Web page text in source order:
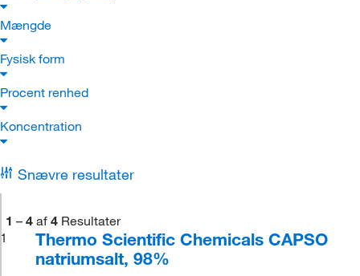
Mængde
Fysisk form
Procent renhed
Koncentration
Snævre resultater
1 – 4 af 4 Resultater
1
Thermo Scientific Chemicals CAPSO
natriumsalt, 98%